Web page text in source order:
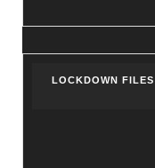
LOCKDOWN